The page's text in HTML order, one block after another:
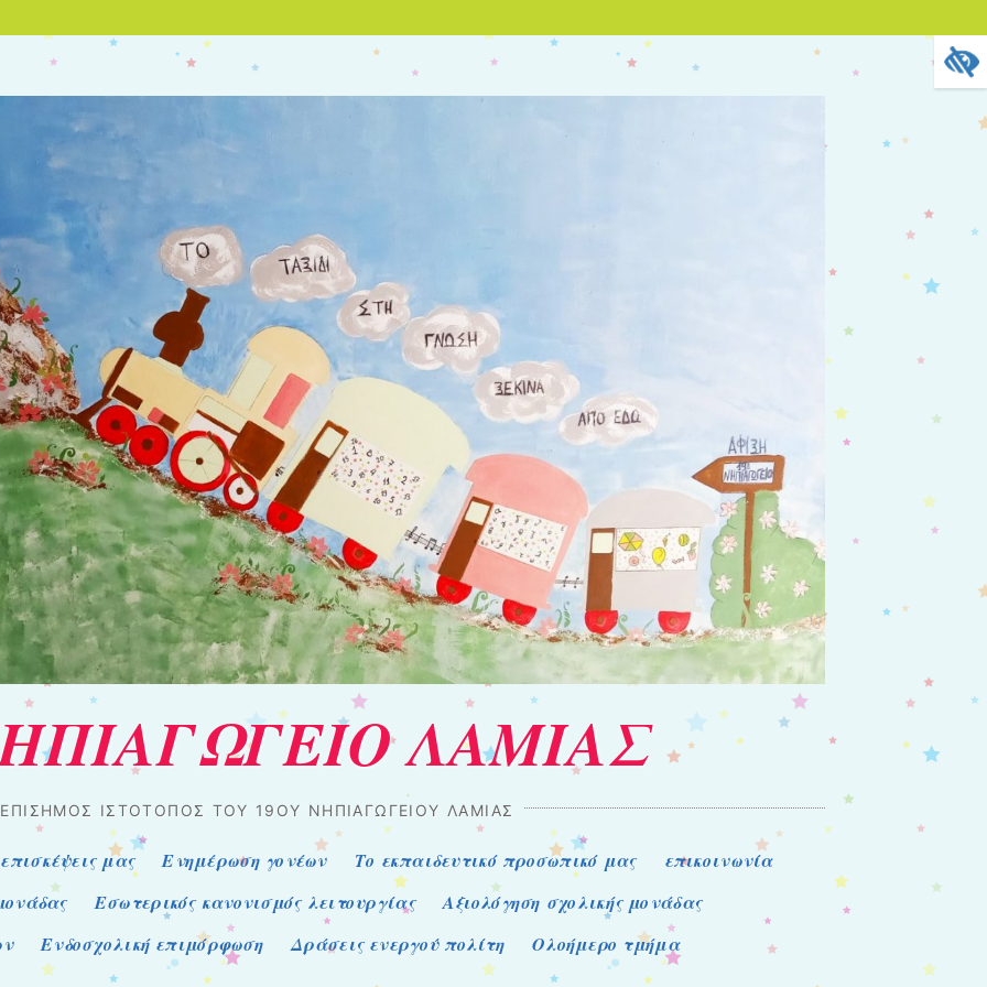
ΛΑΜΙΑΣ
ΙΣΤΌΤΟΠΟΣ ΤΟΥ 19ΟΥ ΝΗΠΙΑΓΩΓΕΊΟΥ ΛΑΜΊΑΣ
μας Ενημέρωση γονέων Το εκπαιδευτικό προσωπικό μας
επικοινωνία
Εσωτερικός κανονισμός λειτουργίας
Αξιολόγηση σχολικής μονάδας
Ενδοσχολική επιμόρφωση Δράσεις ενεργού πολίτη Ολοήμερο τμήμα